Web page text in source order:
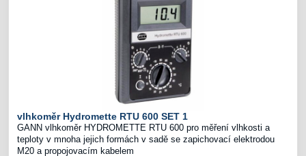
vlhkoměr Hydromette RTU 600 SET 1
GANN vlhkoměr HYDROMETTE RTU 600 pro měření vlhkosti a
teploty v mnoha jejich formách v sadě se zapichovací elektrodou
M20 a propojovacím kabelem